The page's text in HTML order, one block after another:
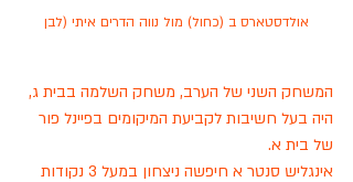
אולדסטארס ב (כחול) מול נווה הדרים איתי (לבן
המשחק השני של הערב, משחק השלמה בבית ג,
היה בעל חשיבות לקביעת המיקומים בפיינל פור
של בית א.
אינגליש סנטר א חיפשה ניצחון במעל 3 נקודות